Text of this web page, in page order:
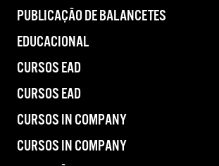
PUBLICAÇÃO DE BALANCETES
EDUCACIONAL
CURSOS EAD
CURSOS EAD
CURSOS IN COMPANY
CURSOS IN COMPANY